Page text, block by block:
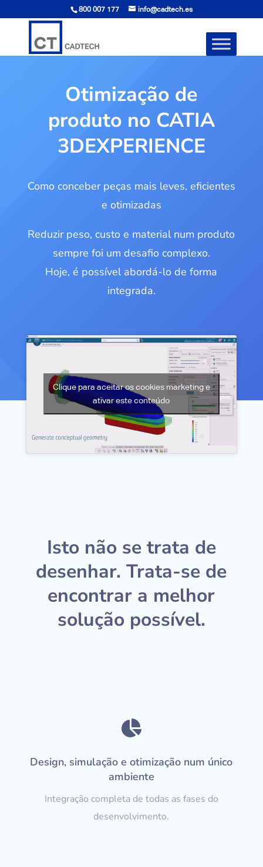
800 007 177 info@cadtech.es
Otimização de
produto no CATIA
3DEXPERIENCE
Como conceber peças mais leves, eficientes
e otimizadas
Reduzir peso, custo e material num produto
sempre foi um desafio complexo.
Hoje, é possível abordá-lo de forma
integrada.
Clique para aceitar os cookies marketing e
ativar este conteúdo
Isto não se trata de
desenhar. Trata-se de
encontrar a melhor
solução possível.

Design, simulação e otimização num único
ambiente
Integração completa de todas as fases do
desenvolvimento.